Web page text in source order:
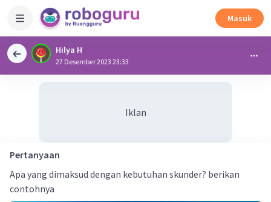
Masuk
Hilya H
27 Desember 2023 23:33
Iklan
Pertanyaan
Apa yang dimaksud dengan kebutuhan skunder? berikan
contohnya